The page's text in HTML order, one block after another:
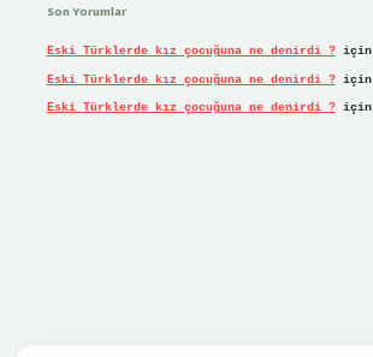
Son Yorumlar
Eski Türklerde kız çocuğuna ne denirdi ?için
Eski Türklerde kız çocuğuna ne denirdi ?için
Eski Türklerde kız çocuğuna ne denirdi ?için